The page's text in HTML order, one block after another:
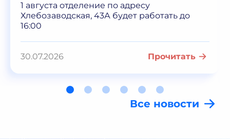
1 августа отделение по адресу
Хлебозаводская, 43А будет работать до
16:00
30.07.2026 Прочитать
Все новости